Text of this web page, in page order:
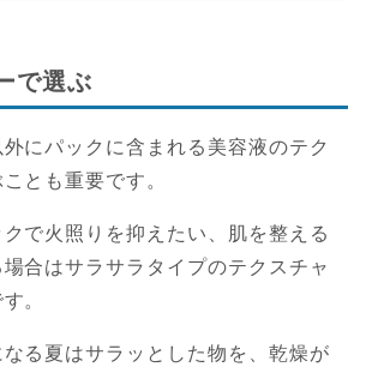
で選ぶ
にパックに含まれる美容液のテク
とも重要です。
で火照りを抑えたい、肌を整える
合はサラサラタイプのテクスチャ
。
る夏はサラッとした物を、乾燥が